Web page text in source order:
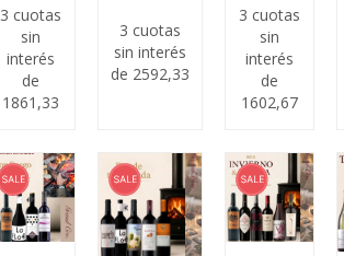
3 cuotas
sin
interés
de
1861,33
3 cuotas
sin interés
de 2592,33
3 cuotas
sin
interés
de
1602,67